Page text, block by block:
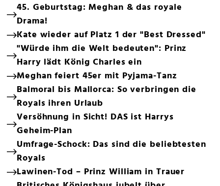
45. Geburtstag: Meghan & das royale
Drama!
Kate wieder auf Platz 1 der "Best Dressed"
"Würde ihm die Welt bedeuten": Prinz
Harry lädt König Charles ein
Meghan feiert 45er mit Pyjama-Tanz
Balmoral bis Mallorca: So verbringen die
Royals ihren Urlaub
Versöhnung in Sicht! DAS ist Harrys
Geheim-Plan
Umfrage-Schock: Das sind die beliebtesten
Royals
Lawinen-Tod – Prinz William in Trauer